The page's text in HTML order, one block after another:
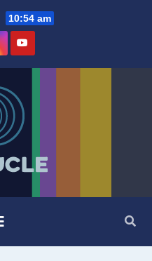
10:54 am